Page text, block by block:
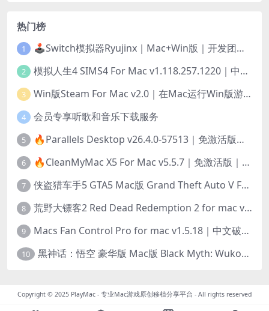
热门榜
1 🕹️Switch模拟器Ryujinx｜Mac+Win版｜开发团队已解散此乃最后的绝唱版本
2 模拟人生4 SIMS4 For Mac v1.118.257.1220｜中文原生版｜无限金币｜全100DLC
3 Win版Steam For Mac v2.0｜在Mac运行Win版游戏！｜升级GPTK4.0支持！
4 会员专享听歌和音乐下载服务
5 🔥Parallels Desktop v26.4.0-57513｜免激活版｜在Mac上安装Windows/Linux等系统[赠Windows激活]
6 🔥CleanMyMac X5 For Mac v5.5.7｜免激活版｜macOS系统优化/清理神器
7 侠盗猎车手5 GTA5 Mac版 Grand Theft Auto V For Mac｜中文破解版
8 荒野大镖客2 Red Dead Redemption 2 for mac v1436.28｜中文移植版｜最好玩的开放世界游戏
9 Macs Fan Control Pro for mac v1.5.18｜中文破解版｜风扇监控与控制工具
10 黑神话：悟空 豪华版 Mac版 Black Myth: Wukong For Mac v1.0.21.23831｜国语中文移植版｜仅限终身VIP交流学习｜含Mac+Win版
Copyright © 2025 PlayMac - 专业Mac游戏原创移植分享平台 - All rights reserved